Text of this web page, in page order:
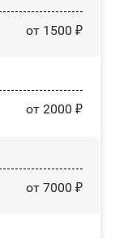
от 1500 ₽
от 2000 ₽
от 7000 ₽